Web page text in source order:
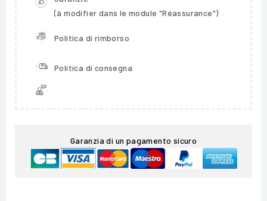
(à modifier dans le module "Réassurance")
Politica di rimborso
Politica di consegna
Garanzia di un pagamento sicuro